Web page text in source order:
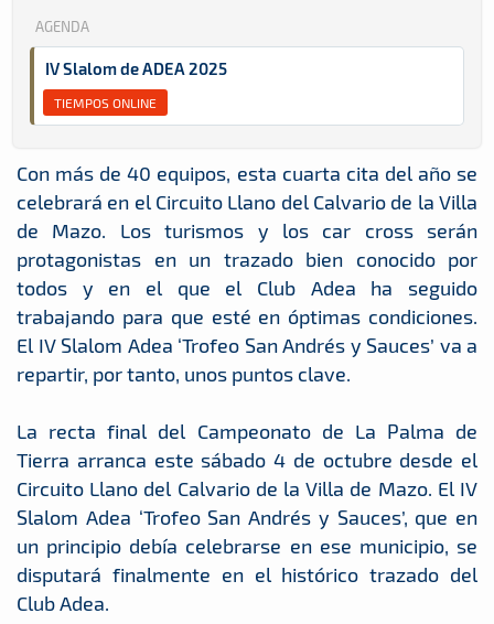
AGENDA
IV Slalom de ADEA 2025
TIEMPOS ONLINE
Con más de 40 equipos, esta cuarta cita del año se
celebrará en el Circuito Llano del Calvario de la Villa
de Mazo. Los turismos y los car cross serán
protagonistas en un trazado bien conocido por
todos y en el que el Club Adea ha seguido
trabajando para que esté en óptimas condiciones.
El IV Slalom Adea ‘Trofeo San Andrés y Sauces’ va a
repartir, por tanto, unos puntos clave.
La recta final del Campeonato de La Palma de
Tierra arranca este sábado 4 de octubre desde el
Circuito Llano del Calvario de la Villa de Mazo. El IV
Slalom Adea ‘Trofeo San Andrés y Sauces’, que en
un principio debía celebrarse en ese municipio, se
disputará finalmente en el histórico trazado del
Club Adea.